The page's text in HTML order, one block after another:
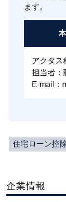
ます。
アクタス
担当者：
E-mail：
住宅ローン控
企業情報